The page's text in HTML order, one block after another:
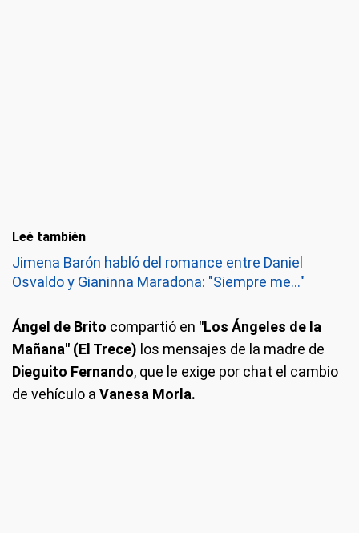
Leé también
Jimena Barón habló del romance entre Daniel
Osvaldo y Gianinna Maradona: "Siempre me..."
Ángel de Brito compartió en "Los Ángeles de la
Mañana" (El Trece) los mensajes de la madre de
Dieguito Fernando, que le exige por chat el cambio
de vehículo a Vanesa Morla.